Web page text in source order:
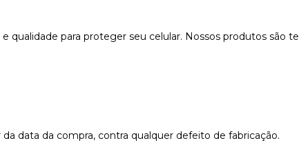
para proteger seu celular. Nossos produtos são
data da compra, contra qualquer defeito de fabricação.